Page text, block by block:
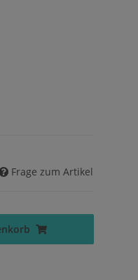
Frage zum Artikel